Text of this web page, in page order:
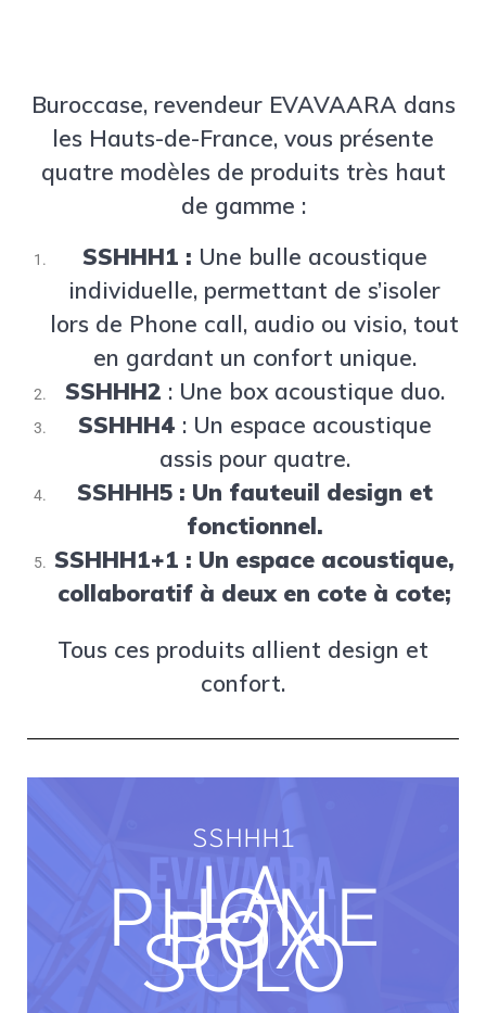
Buroccase, revendeur EVAVAARA dans
les Hauts-de-France, vous présente
quatre modèles de produits très haut
de gamme :
SSHHH1 : Une bulle acoustique
individuelle, permettant de s’isoler
lors de Phone call, audio ou visio, tout
en gardant un confort unique.
SSHHH2 : Une box acoustique duo.
SSHHH4 : Un espace acoustique
assis pour quatre.
SSHHH5 : Un fauteuil design et
fonctionnel.
SSHHH1+1 : Un espace acoustique,
collaboratif à deux en cote à cote;
Tous ces produits allient design et
confort.
SSHHH1
LA
PHONE
BOX
SOLO